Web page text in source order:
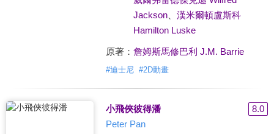
Jackson、 漢米爾頓盧斯科
Hamilton Luske
原著： 詹姆斯馬修巴利 J.M. Barrie
#迪士尼 #2D動畫
小飛俠彼得潘
8.0
Peter Pan